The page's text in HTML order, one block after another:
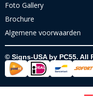
Foto Gallery
Brochure
Algemene voorwaarden
© Signs-USA by PC55. All